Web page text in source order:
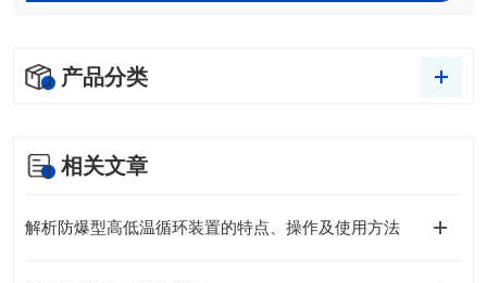
产品分类
相关文章
解析防爆型高低温循环装置的特点、操作及使用方法